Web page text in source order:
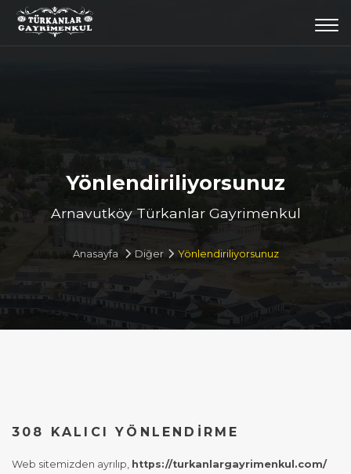
Yönlendiriliyorsunuz
Arnavutköy Türkanlar Gayrimenkul
Anasayfa Diğer Yönlendiriliyorsunuz
308 KALICI YÖNLENDIRME
Web sitemizden ayrılıp, https://turkanlargayrimenkul.com/